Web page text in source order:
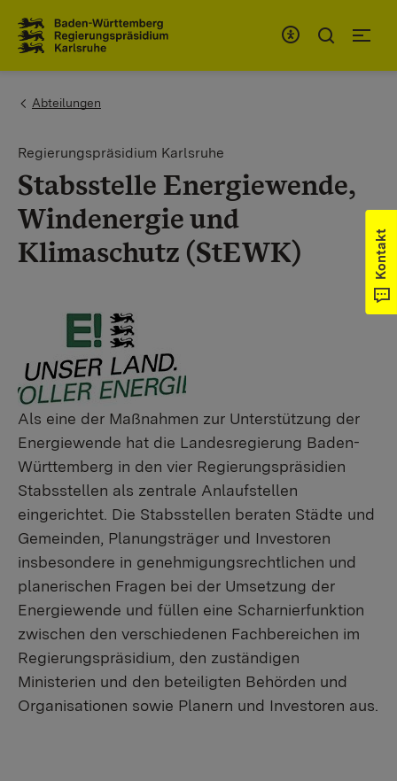
You are here:
Abteilungen
Regierungspräsidium Karlsruhe
Stabsstelle Energiewende,
Windenergie und
Klimaschutz (StEWK)
Als eine der Maßnahmen zur Unterstützung der
Energiewende hat die Landesregierung Baden-
Württemberg in den vier Regierungspräsidien
Stabsstellen als zentrale Anlaufstellen
eingerichtet. Die Stabsstellen beraten Städte und
Gemeinden, Planungsträger und Investoren
insbesondere in genehmigungsrechtlichen und
planerischen Fragen bei der Umsetzung der
Energiewende und füllen eine Scharnierfunktion
zwischen den verschiedenen Fachbereichen im
Regierungspräsidium, den zuständigen
Ministerien und den beteiligten Behörden und
Organisationen sowie Planern und Investoren aus.
Kontakt